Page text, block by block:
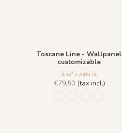
Toscane Line - Wallpanel
customizable
le m² à partir de
€79.50(tax incl.)